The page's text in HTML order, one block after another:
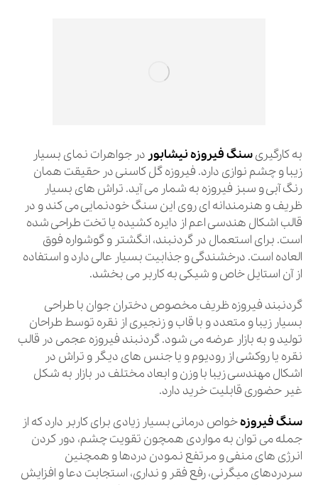
به کارگیریسنگ فیروزهنیشابور در جواهرات نمای بسیار
زیبا و چشم نوازی دارد. فیروزه گل کاسنی در حقیقت همان
رنگ آبی و سبز فیروزه به شمار می آید. تراش های بسیار
ظریف و هنرمندانه ای روی این سنگ خودنمایی می کند و در
قالب اشکال هندسی اعم از دایره کشیده یا تخت طراحی شده
است. برای استعمال در گردنبند، انگشتر و گوشواره فوق
العاده است. درخشندگی و جذابیت بسیار عالی دارد و استفاده
از آن استایل خاص و شیکی به کاربر می بخشد.
گردنبند فیروزه ظریف مخصوص دختران جوان با طراحی
بسیار زیبا و متعدد و با قاب و زنجیری از نقره توسط طراحان
تولید و به بازار عرضه می شود. گردنبند فیروزه عجمی در قالب
نقره یا روکشی از رودیوم و یا جنس های دیگر و تراش در
اشکال مهندسی زیبا با وزن و ابعاد مختلف در بازار به شکل
غیر حضوری قابلیت خرید دارد.
سنگ فیروزهخواص درمانی بسیار زیادی برای کاربر دارد که از
جمله می توان به مواردی همچون تقویت چشم، دور کردن
انرژی های منفی و مرتفع نمودن دردها و همچنین
سردردهای میگرنی، رفع فقر و نداری، استجابت دعا و افزایش